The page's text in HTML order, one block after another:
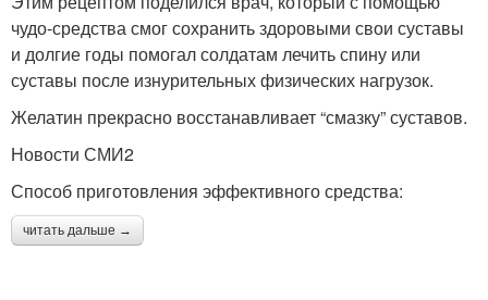
чудо-средства смог сохранить здоровыми свои суставы
и долгие годы помогал солдатам лечить спину или
суставы после изнурительных физических нагрузок.
Желатин прекрасно восстанавливает “смазку” суставов.
Новости СМИ2
Способ приготовления эффективного средства:
читать дальше →